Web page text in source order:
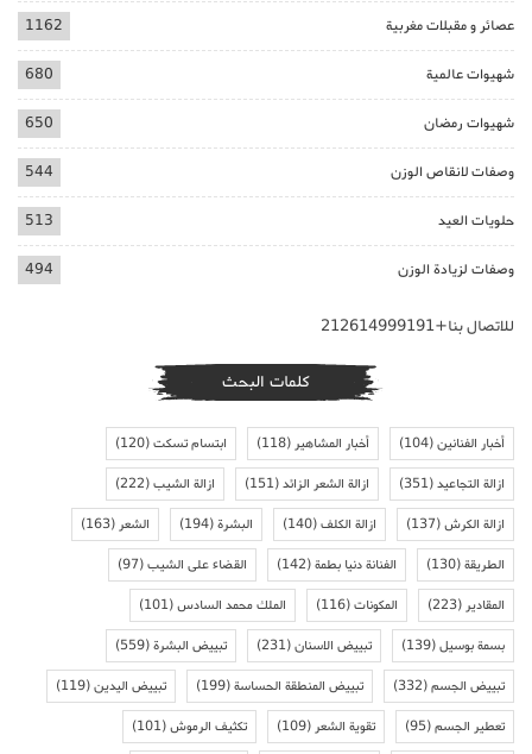
عصائر و مقبلات مغربية 1162
شهيوات عالمية 680
شهيوات رمضان 650
وصفات لانقاص الوزن 544
حلويات العيد 513
وصفات لزيادة الوزن 494
للاتصال بنا+212614999191
كلمات البحث
أخبار الفنانين(104) أخبار المشاهير(118) ابتسام تسكت(120)
ازالة التجاعيد(351) ازالة الشعر الزائد(151) ازالة الشيب(222)
ازالة الكرش(137) ازالة الكلف(140) البشرة(194) الشعر(163)
الطريقة(130) الفنانة دنيا بطمة(142) القضاء على الشيب(97)
المقادير(223) المكونات(116) الملك محمد السادس(101)
بسمة بوسيل(139) تبييض الاسنان(231) تبييض البشرة(559)
تبييض الجسم(332) تبييض المنطقة الحساسة(199) تبييض اليدين(119)
تعطير الجسم(95) تقوية الشعر(109) تكثيف الرموش(101)